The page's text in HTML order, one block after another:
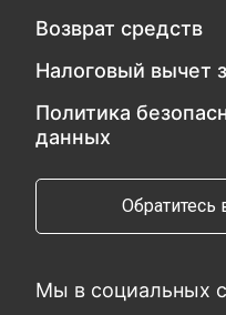
Возврат средств
Налоговый вычет
Политика
данных
Обратитесь
Мы в социальных